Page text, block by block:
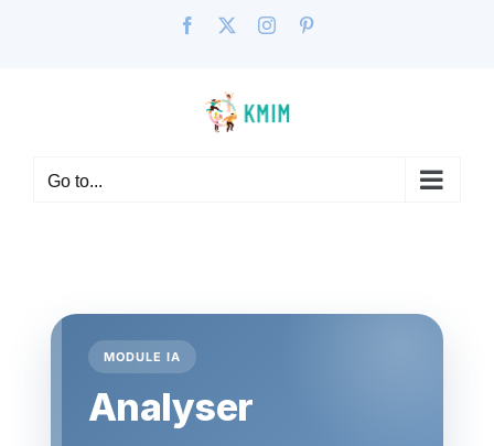
Facebook Instagram
Go to...
MODULE IA
Analyser